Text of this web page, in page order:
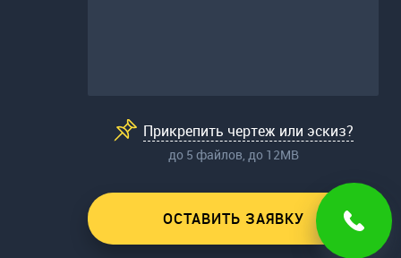
Прикрепить чертеж или эскиз?
до 5 файлов, до 12МВ